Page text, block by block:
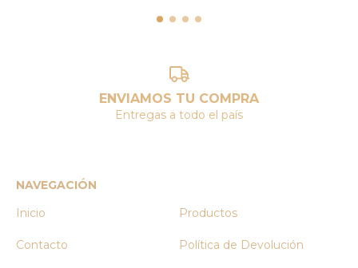
ENVIAMOS TU COMPRA
Entregas a todo el país
NAVEGACIÓN
Inicio
Productos
Contacto Política de Devolución